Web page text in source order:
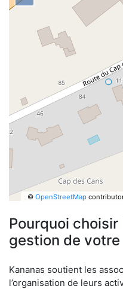
© OpenStreetMap
Pourquoi choisir
gestion de
Kananas soutient les
l’organisation de leurs